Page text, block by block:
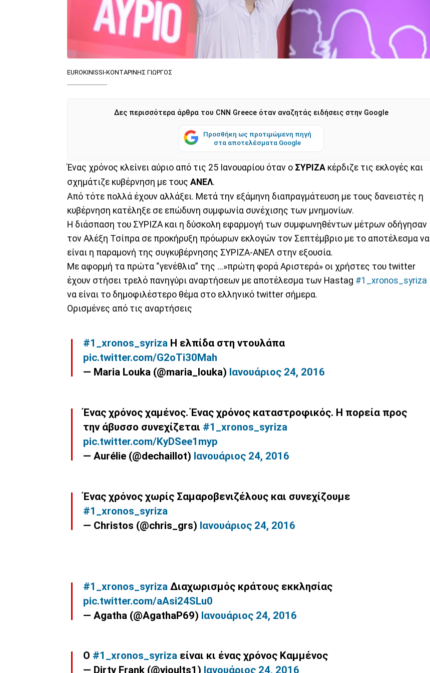
EUROKINISSI-ΚΟΝΤΑΡΙΝΗΣ ΓΙΩΡΓΟΣ
Δες περισσότερα άρθρα του CNN Greece όταν αναζητάς ειδήσεις στην Google
Προσθήκη ως προτιμώμενη πηγή
στα αποτελέσματα Google
Ένας χρόνος κλείνει αύριο από τις 25 Ιανουαρίου όταν ο ΣΥΡΙΖΑ κέρδιζε τις εκλογές και
σχημάτιζε κυβέρνηση με τους ΑΝΕΛ.
Από τότε πολλά έχουν αλλάξει. Μετά την εξάμηνη διαπραγμάτευση με τους δανειστές η
κυβέρνηση κατέληξε σε επώδυνη συμφωνία συνέχισης των μνημονίων.
Η διάσπαση του ΣΥΡΙΖΑ και η δύσκολη εφαρμογή των συμφωνηθέντων μέτρων οδήγησαν
τον Αλέξη Τσίπρα σε προκήρυξη πρόωρων εκλογών τον Σεπτέμβριο με το αποτέλεσμα να
είναι η παραμονή της συγκυβέρνησης ΣΥΡΙΖΑ-ΑΝΕΛ στην εξουσία.
Με αφορμή τα πρώτα “γενέθλια” της ...»πρώτη φορά Αριστερά» οι χρήστες του twitter
έχουν στήσει τρελό πανηγύρι αναρτήσεων με αποτέλεσμα των Hastag #1_xronos_syriza
να είναι το δημοφιλέστερο θέμα στο ελληνικό twitter σήμερα.
Ορισμένες από τις αναρτήσεις
#1_xronos_syriza Η ελπίδα στη ντουλάπα
pic.twitter.com/G2oTi30Mah
— Maria Louka (@maria_louka) Ιανουάριος 24, 2016
Ένας χρόνος χαμένος. Ένας χρόνος καταστροφικός. Η πορεία προς
την άβυσσο συνεχίζεται #1_xronos_syriza
pic.twitter.com/KyDSee1myp
— Aurélie (@dechaillot) Ιανουάριος 24, 2016
Ένας χρόνος χωρίς Σαμαροβενιζέλους και συνεχίζουμε
#1_xronos_syriza
— Christos (@chris_grs) Ιανουάριος 24, 2016
#1_xronos_syriza Διαχωρισμός κράτους εκκλησίας
pic.twitter.com/aAsi24SLu0
— Agatha (@AgathaP69) Ιανουάριος 24, 2016
Ο #1_xronos_syriza είναι κι ένας χρόνος Καμμένος
— Dirty Frank (@yioults1) Ιανουάριος 24, 2016